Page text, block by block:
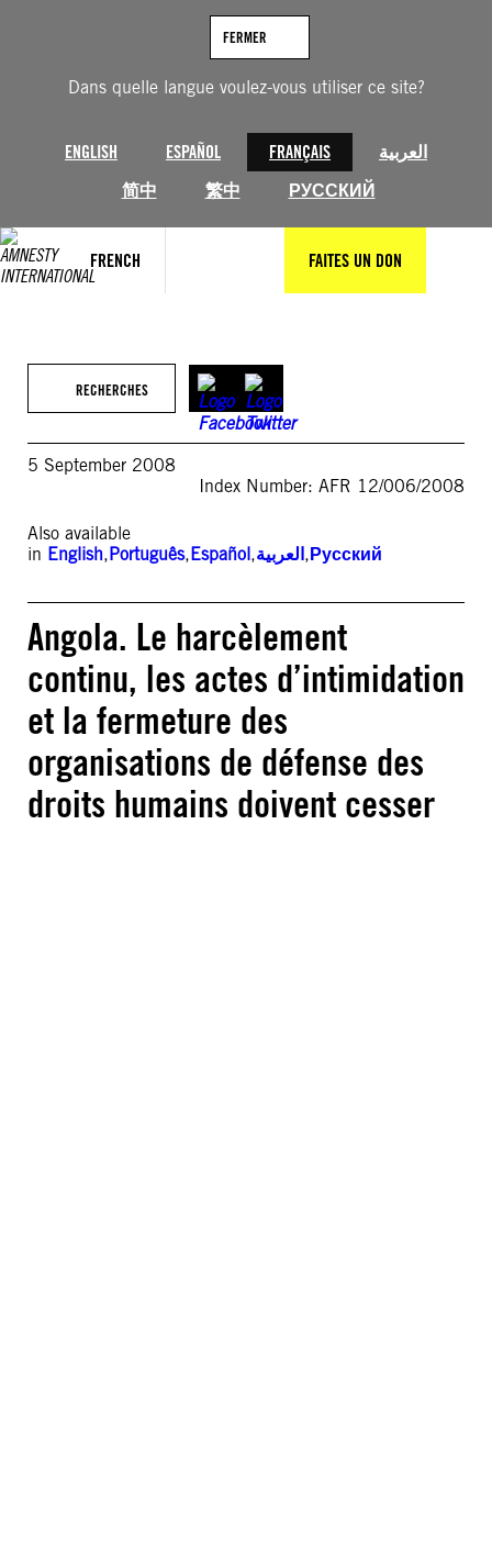
Dans quelle langue voulez-vous utiliser ce site?
ENGLISH ESPAÑOL FRANÇAIS
العربية
简中
繁中 РУССКИЙ
FERMER
FRENCH FAITES UN DON
RECHERCHES
5 September 2008
Index Number: AFR 12/006/2008
Also available
in English,Português,Español,العربية,Русский
Angola. Le harcèlement
continu, les actes d’intimidation
et la fermeture des
organisations de défense des
droits humains doivent cesser